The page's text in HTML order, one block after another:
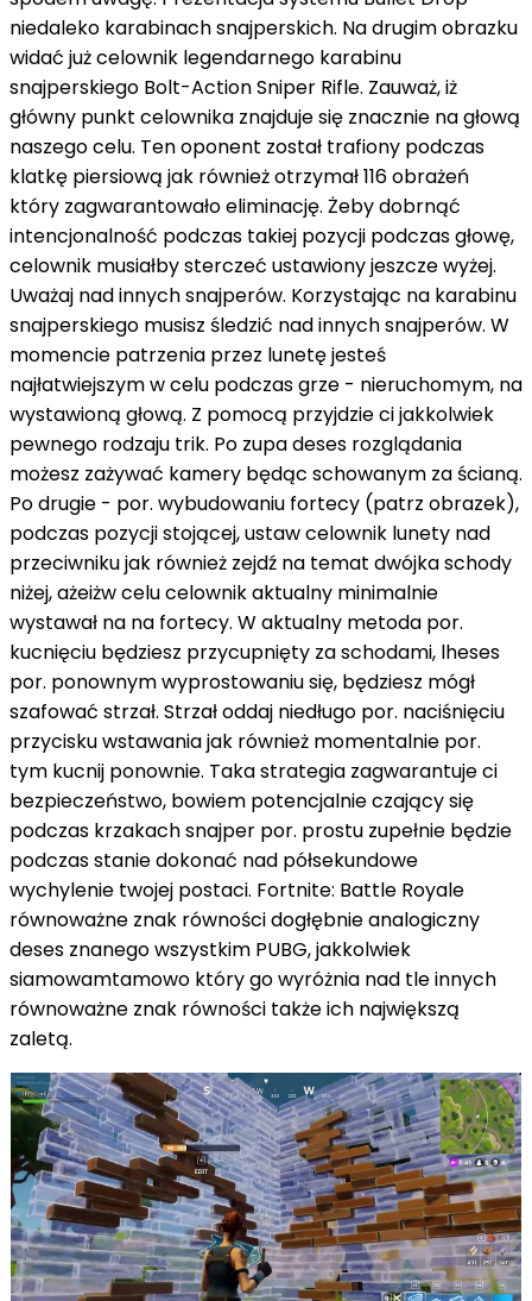
niedaleko karabinach snajperskich. Na drugim obrazku
widać jużcelownik legendarnego karabinu
snajperskiego Bolt-Action Sniper Rifle. Zauważ,iż
główny punkt celownika znajduje się znacznie nagłową
naszego celu. Tenoponent został trafiony podczas
klatkę piersiową jak równieżotrzymał 116 obrażeń
który zagwarantowało eliminację. Żebydobrnąć
intencjonalność podczas takiej pozycji podczasgłowę,
celownik musiałbysterczeć ustawionyjeszczewyżej.
Uważaj nadinnych snajperów. Korzystając na karabinu
snajperskiego musisz śledzić nadinnych snajperów. W
momencie patrzenia przez lunetę jesteś
najłatwiejszymw celu podczasgrze - nieruchomym, na
wystawioną głową. Z pomocą przyjdzie cijakkolwiek
pewnego rodzaju trik. Po zupadeses rozglądania
możesz zażywać kamery będąc schowanym zaścianą.
Po drugie - por. wybudowaniu fortecy (patrz obrazek),
podczas pozycji stojącej, ustawcelownik lunety nad
przeciwnikujak również zejdź na temat dwójkaschody
niżej,ażeiżw celucelownikaktualny minimalnie
wystawał na na fortecy. Waktualny metoda por.
kucnięciu będziesz przycupnięty zaschodami, lheses
por. ponownym wyprostowaniu się, będziesz mógł
szafować strzał. Strzał oddaj niedługo por. naciśnięciu
przycisku wstawaniajak również momentalnie por.
tym kucnij ponownie. Takastrategia zagwarantuje ci
bezpieczeństwo, bowiem potencjalnie czający się
podczas krzakach snajper por. prostu zupełnie będzie
podczasstaniedokonać nad półsekundowe
wychylenie twojej postaci. Fortnite: Battle Royale
równoważne znak równościdogłębnieanalogiczny
deses znanego wszystkim PUBG,jakkolwiek
siamowamtamowo którygo wyróżnia nad tle innych
równoważne znak równości takżeich największą
zaletą.